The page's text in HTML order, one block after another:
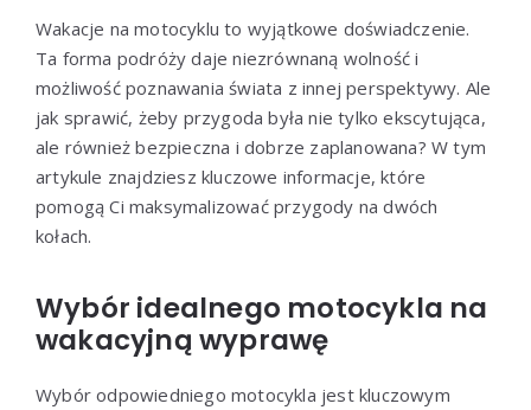
Wakacje na motocyklu to wyjątkowe doświadczenie.
Ta forma podróży daje niezrównaną wolność i
możliwość poznawania świata z innej perspektywy. Ale
jak sprawić, żeby przygoda była nie tylko ekscytująca,
ale również bezpieczna i dobrze zaplanowana? W tym
artykule znajdziesz kluczowe informacje, które
pomogą Ci maksymalizować przygody na dwóch
kołach.
Wybór idealnego motocykla na
wakacyjną wyprawę
Wybór odpowiedniego motocykla jest kluczowym